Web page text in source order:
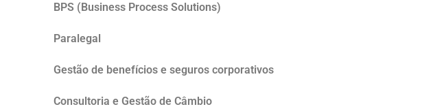
BPS (Business Process Solutions)
Paralegal
Gestão de benefícios e seguros corporativos
Consultoria e Gestão de Câmbio